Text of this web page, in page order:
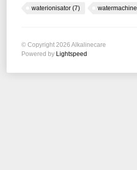
waterionisator (7) watermachine
© Copyright 2026 Alkalinecare
Powered by Lightspeed